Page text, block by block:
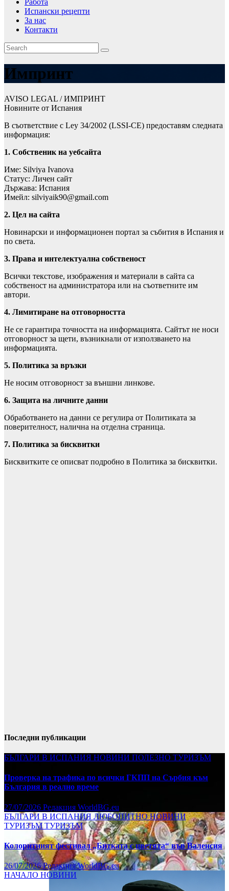
Работа
Испански рецепти
За нас
Контакти
Импринт
AVISO LEGAL / ИМПРИНТ
Новините от Испания
В съответствие с Ley 34/2002 (LSSI-CE) предоставям следната
информация:
1. Собственик на уебсайта
Име: Silviya Ivanova
Статус: Личен сайт
Държава: Испания
Имейл: silviyaik90@gmail.com
2. Цел на сайта
Новинарски и информационен портал за събития в Испания и
по света.
3. Права и интелектуална собственост
Всички текстове, изображения и материали в сайта са
собственост на администратора или на съответните им
автори.
4. Лимитиране на отговорността
Не се гарантира точността на информацията. Сайтът не носи
отговорност за щети, възникнали от използването на
информацията.
5. Политика за връзки
Не носим отговорност за външни линкове.
6. Защита на личните данни
Обработването на данни се регулира от Политиката за
поверителност, налична на отделна страница.
7. Политика за бисквитки
Бисквитките се описват подробно в Политика за бисквитки.
Последни публикации
БЪЛГАРИ В ИСПАНИЯ НОВИНИ ПОЛЕЗНО ТУРИЗЪМ
Проверка на трафика по всички ГКПП на Сърбия към
България в реално време
27/07/2026 Редакция WorldBG.eu
БЪЛГАРИ В ИСПАНИЯ ЛЮБОПИТНОНОВИНИ
ТУРИЗЪМТУРИЗЪМ
Колоритният фестивал „Битката с цветята“ във Валенсия
26/07/2026Редакция WorldBG.eu
НАЧАЛО НОВИНИ